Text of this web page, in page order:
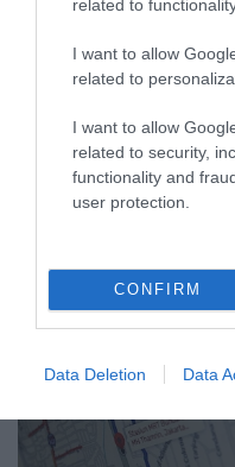
related to
I want to allow
related to
I want to allow
related to security,
functionality and
user protection.
CONFIRM
Data Deletion Data